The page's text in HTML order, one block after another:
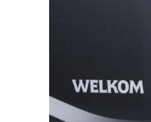
Europa League :
sorti du piège
(0-1) au 3e tour